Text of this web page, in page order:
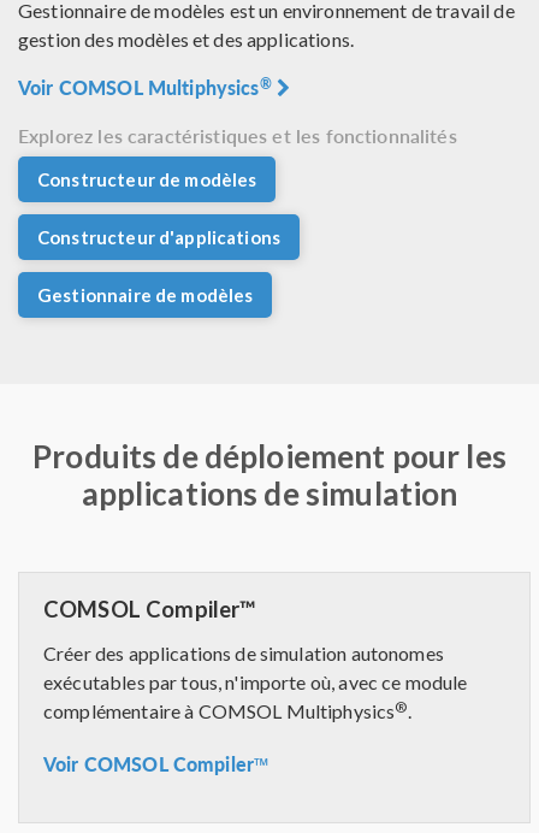
Gestionnaire de modèles est un environnement de travail de
gestion des modèles et des applications.
Voir COMSOL Multiphysics®
Explorez les caractéristiques et les fonctionnalités
Constructeur de modèles
Constructeur d'applications
Gestionnaire de modèles
Produits de déploiement pour les
applications de simulation
COMSOL Compiler™
Créer des applications de simulation autonomes
exécutables par tous, n'importe où, avec ce module
complémentaire à COMSOL Multiphysics®
Voir COMSOL Compiler™